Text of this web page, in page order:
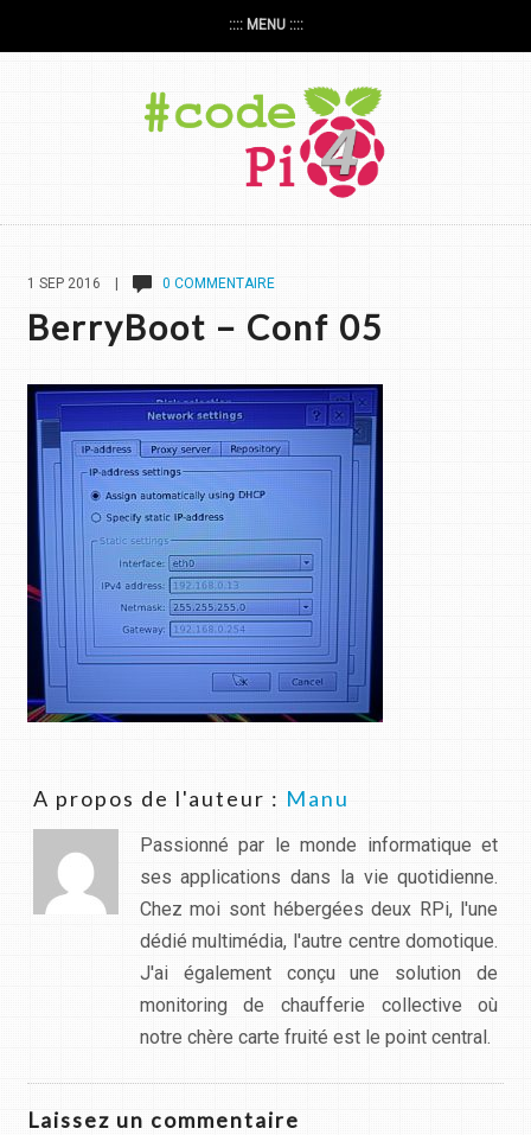
:::: MENU ::::
1 SEP 2016 | 0 COMMENTAIRE
BerryBoot – Conf 05
A propos de l'auteur : Manu
Passionné par le monde informatique et
ses applications dans la vie quotidienne.
Chez moi sont hébergées deux RPi, l'une
dédié multimédia, l'autre centre domotique.
J'ai également conçu une solution de
monitoring de chaufferie collective où
notre chère carte fruité est le point central.
Laissez un commentaire